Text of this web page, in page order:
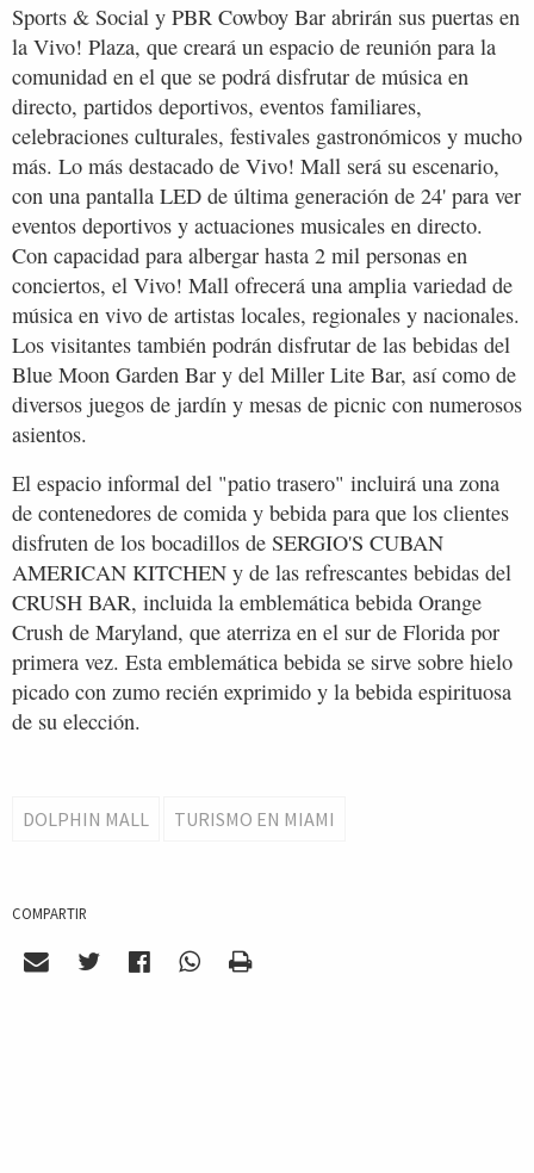
Sports & Social y PBR Cowboy Bar abrirán sus puertas en
la Vivo! Plaza, que creará un espacio de reunión para la
comunidad en el que se podrá disfrutar de música en
directo, partidos deportivos, eventos familiares,
celebraciones culturales, festivales gastronómicos y mucho
más. Lo más destacado de Vivo! Mall será su escenario,
con una pantalla LED de última generación de 24' para ver
eventos deportivos y actuaciones musicales en directo.
Con capacidad para albergar hasta 2 mil personas en
conciertos, el Vivo! Mall ofrecerá una amplia variedad de
música en vivo de artistas locales, regionales y nacionales.
Los visitantes también podrán disfrutar de las bebidas del
Blue Moon Garden Bar y del Miller Lite Bar, así como de
diversos juegos de jardín y mesas de picnic con numerosos
asientos.
El espacio informal del "patio trasero" incluirá una zona
de contenedores de comida y bebida para que los clientes
disfruten de los bocadillos de SERGIO'S CUBAN
AMERICAN KITCHEN y de las refrescantes bebidas del
CRUSH BAR, incluida la emblemática bebida Orange
Crush de Maryland, que aterriza en el sur de Florida por
primera vez. Esta emblemática bebida se sirve sobre hielo
picado con zumo recién exprimido y la bebida espirituosa
de su elección.
DOLPHIN MALL TURISMO EN MIAMI
COMPARTIR